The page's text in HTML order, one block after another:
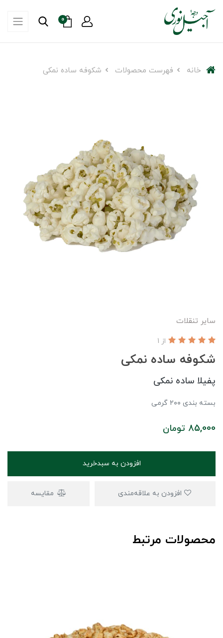
0
خانه فهرست محصولات شکوفه ساده نمکی
سایر تنقلات
شکوفه ساده نمکی
از 1
پفیلا ساده نمکی
بسته بندی ۲۰۰ گرمی
85,000 تومان
افزودن به سبدخرید
مقایسه
محصولات مرتبط